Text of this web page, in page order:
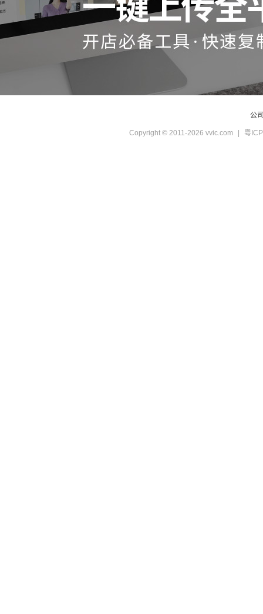
公
Copyright © 2011-2026 vvic.com 粤